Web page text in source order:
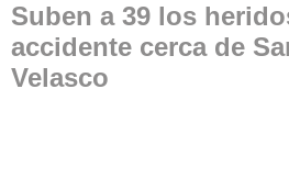
Suben a 39 los
accidente cerca de
Velasco